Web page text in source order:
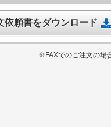
依頼書をダウンロード
※FAXでのご注文の場